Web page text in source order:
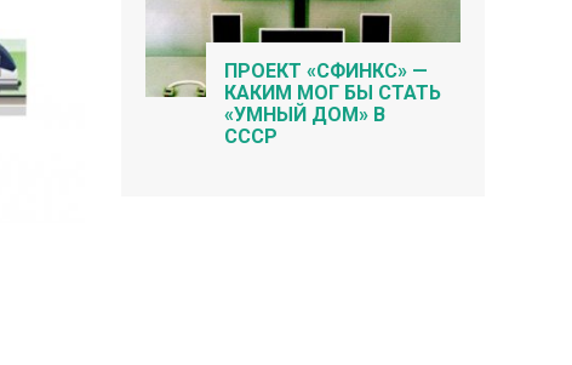
ПРОЕКТ «СФИНКС» —
КАКИМ МОГ БЫ СТАТЬ
«УМНЫЙ ДОМ» В
СССР